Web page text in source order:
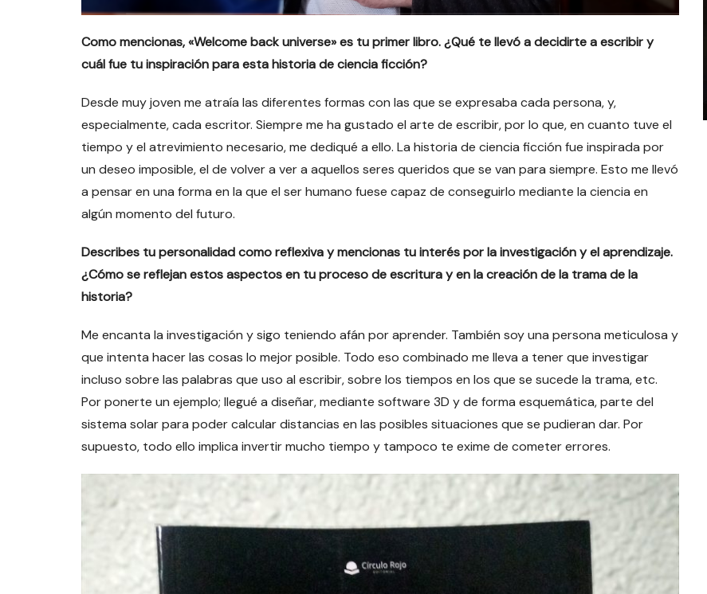
Como mencionas, «Welcome back universe» es tu primer libro. ¿Qué te llevó a decidirte a escribir y
cuál fue tu inspiración para esta historia de ciencia ficción?
Desde muy joven me atraía las diferentes formas con las que se expresaba cada persona, y,
especialmente, cada escritor. Siempre me ha gustado el arte de escribir, por lo que, en cuanto tuve el
tiempo y el atrevimiento necesario, me dediqué a ello. La historia de ciencia ficción fue inspirada por
un deseo imposible, el de volver a ver a aquellos seres queridos que se van para siempre. Esto me llevó
a pensar en una forma en la que el ser humano fuese capaz de conseguirlo mediante la ciencia en
algún momento del futuro.
Describes tu personalidad como reflexiva y mencionas tu interés por la investigación y el aprendizaje.
¿Cómo se reflejan estos aspectos en tu proceso de escritura y en la creación de la trama de la
historia?
Me encanta la investigación y sigo teniendo afán por aprender. También soy una persona meticulosa y
que intenta hacer las cosas lo mejor posible. Todo eso combinado me lleva a tener que investigar
incluso sobre las palabras que uso al escribir, sobre los tiempos en los que se sucede la trama, etc.
Por ponerte un ejemplo; llegué a diseñar, mediante software 3D y de forma esquemática, parte del
sistema solar para poder calcular distancias en las posibles situaciones que se pudieran dar. Por
supuesto, todo ello implica invertir mucho tiempo y tampoco te exime de cometer errores.